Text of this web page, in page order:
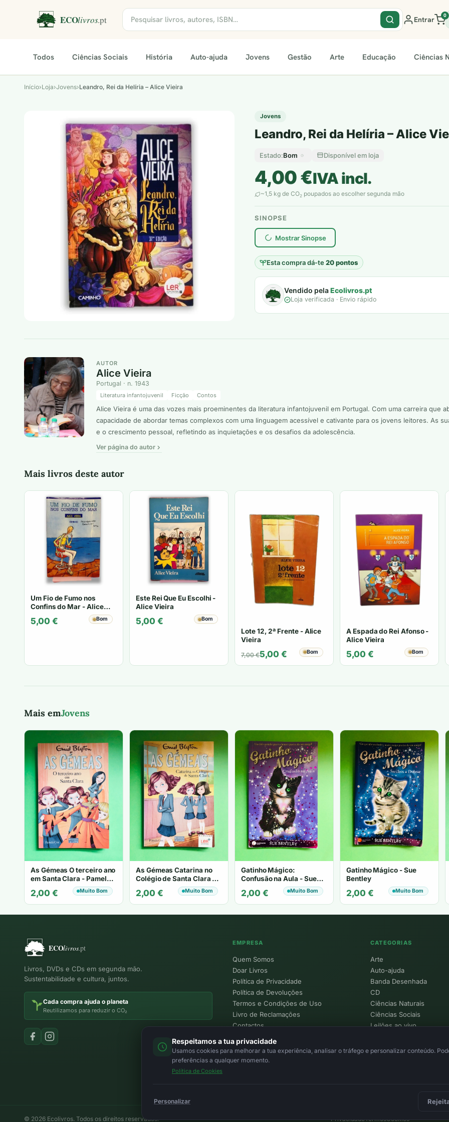
Entrar 0
Todos Ciências Sociais História Auto-ajuda Jovens Gestão Arte Educação Ciências
Início›Loja›Jovens›Leandro, Rei da Helíria – Alice Vieira
Jovens
Leandro, Rei da Helíria – Alice
Estado:Bom Disponível em loja
4,00€IVA incl.
~1,5 kg de CO2 poupados ao escolher segunda mão
SINOPSE
Mostrar Sinopse
Esta compra dá-te20 pontos
plantar árvores reais
Vendido pelaEcolivros.pt
Loja verificada · Envio rápido
AUTOR
Alice Vieira
Portugal · n. 1943
Literatura infantojuvenil Ficção Contos
Alice Vieira é uma das vozes mais proeminentes da literatura infantojuvenil em Portugal. Com uma carreira que
capacidade de abordar temas complexos com uma linguagem acessível e cativante para os jovens leitores. As
e o crescimento pessoal, refletindo as inquietações e os desafios da adolescência.
Ver página do autor
Mais livros deste autor
Um Fio de Fumo nos
Confins do Mar - Alice
5,00 € Bom
Este Rei Que Eu Escolhi -
Alice Vieira
5,00 € Bom
Lote 12, 2ª Frente - Alice
Vieira
7,00€
O
preço
5,00 €
O
preço
Bom
A Espada do Rei Afonso -
Alice Vieira
5,00 € Bom
Mais emJovens
As Gémeas O terceiro ano
em Santa Clara - Pamela
2,00 € Muito Bom
As Gémeas Catarina no
Colégio de Santa Clara -
2,00 € Muito Bom
Gatinho Mágico:
Confusão na Aula - Sue
2,00 € Muito Bom
Gatinho Mágico - Sue
Bentley
2,00 € Muito Bom
Livros, DVDs e CDs em segunda mão.
Sustentabilidade e cultura, juntos.
Cada compra ajuda o planeta
Reutilizamos para reduzir o CO₂
EMPRESA
Quem Somos
Doar Livros
Política de Privacidade
Política de Devoluções
Termos e Condições de Uso
Livro de Reclamações
Contactos
Política de Cookies
CATEGORIAS
Arte
Auto-ajuda
Banda Desenhada
CD
Ciências Naturais
Ciências Sociais
Leilões ao vivo
© 2026 Ecolivros. Todos os direitos reservados. PrivacidadeTermosCookies
Respeitamos a tua privacidade
Usamos cookies para melhorar a tua experiência, analisar o tráfego e personalizar conteúdo.
preferências a qualquer momento.
Política de Cookies
Personalizar